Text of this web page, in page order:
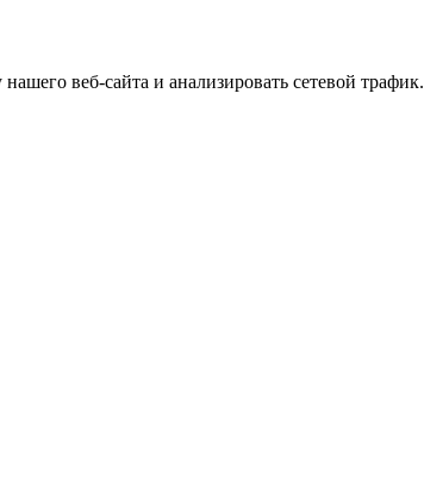
веб-сайта и анализировать сетевой трафик.